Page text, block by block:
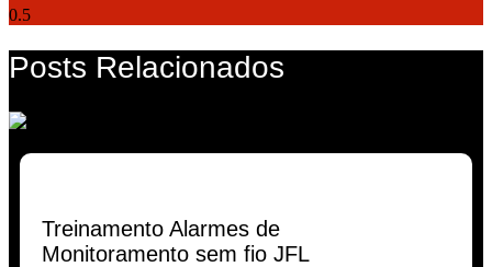
Posts Relacionados
Treinamento Alarmes de
Monitoramento sem fio JFL